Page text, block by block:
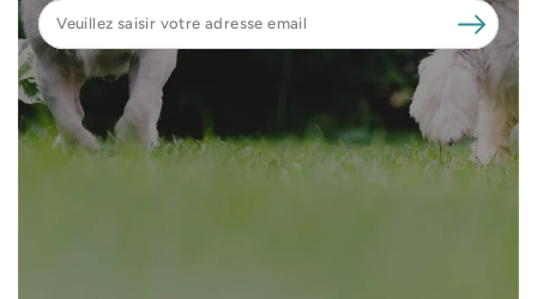
Veuillez
saisir
votre
adresse
email